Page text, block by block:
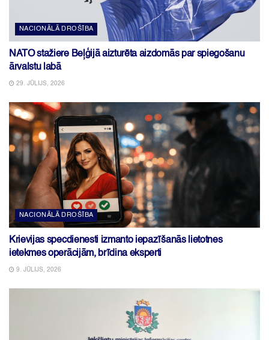
NACIONĀLĀ DROŠĪBA
NATO stažiere Beļģijā aizturēta aizdomās par spiegošanu
ārvalstu labā
29. JŪLIJS, 2026
NACIONĀLĀ DROŠĪBA
Krievijas specdienesti izmanto iepazīšanās lietotnes
ietekmes operācijām, brīdina eksperti
9. JŪLIJS, 2026